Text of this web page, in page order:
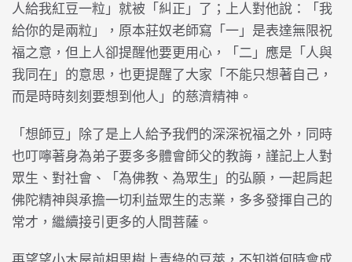
人給我紅豆一粒」就被「糾正」了；上人對他說：「我
給你的是兩粒」，原本莊奴老師寫「一」是表達無限祝
福之意，但上人卻提醒他要更用心，「二」應是「人與
我同在」的意思，也更提醒了大家「不能只想著自己，
而是時時刻刻要想到他人」的慈濟精神。
「想師豆」除了是上人給予我們的深深祝福之外，同時
也叮嚀著身為弟子要多多體會師父的教誨，謹記上人對
眾生、對社會、「為佛教、為眾生」的弘願，一起肩起
佛陀精神與承擔一切利益眾生的志業，多多發揮自己的
常才，繼續接引更多的人間菩薩。